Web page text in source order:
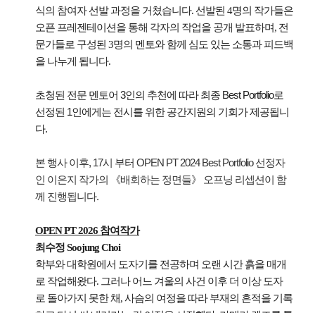
식의 참여자 선발 과정을 거쳤습니다. 선발된 4명의 작가들은
오픈 프레젠테이션을 통해 각자의 작업을 공개 발표하며, 전
문가들로 구성된 3명의 멘토와 함께 심도 있는 소통과 피드백
을 나누게 됩니다.
초청된 전문 멘토어 3인의 추천에 따라 최종 Best Portfolio로
선정된 1인에게는 전시를 위한 공간지원의 기회가 제공됩니
다.
본 행사 이후, 17시 부터 OPEN PT 2024 Best Portfolio 선정자
인 이은지 작가의 《배회하는 정면들》 오프닝 리셉션이 함
께 진행됩니다.
OPEN PT 2026 참여작가
최수정 Soojung Choi
학부와 대학원에서 도자기를 전공하며 오랜 시간 흙을 매개
로 작업해왔다. 그러나 어느 겨울의 사건 이후 더 이상 도자
로 돌아가지 못한 채, 사슴의 여정을 따라 부재의 흔적을 기록